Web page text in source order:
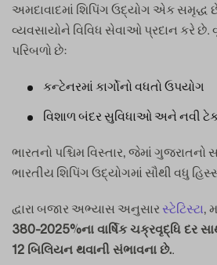
અમદાવાદમાં શિપિંગ ઉદ્યોગ એક સમૃદ્ધ
વ્યવસાયોને વિવિધ સેવાઓ પ્રદાન કરે
પરિબળો છે:
કન્ટેનરમાં કાર્ગોનો વધતો ઉપયોગ
વિશાળ બંદર સુવિધાઓ અને નવી
ભારતનો પશ્ચિમ વિસ્તાર, જેમાં
ભારતીય શિપિંગ ઉદ્યોગમાં સૌથી વધુ
દ્વારા બજાર અભ્યાસ અનુસારસ્ટેટિસ્ટા,
380-2025%ના વાર્ષિક ચક્રવૃદ્ધિ દર
12 બિલિયન થવાની સંભાવના છે..